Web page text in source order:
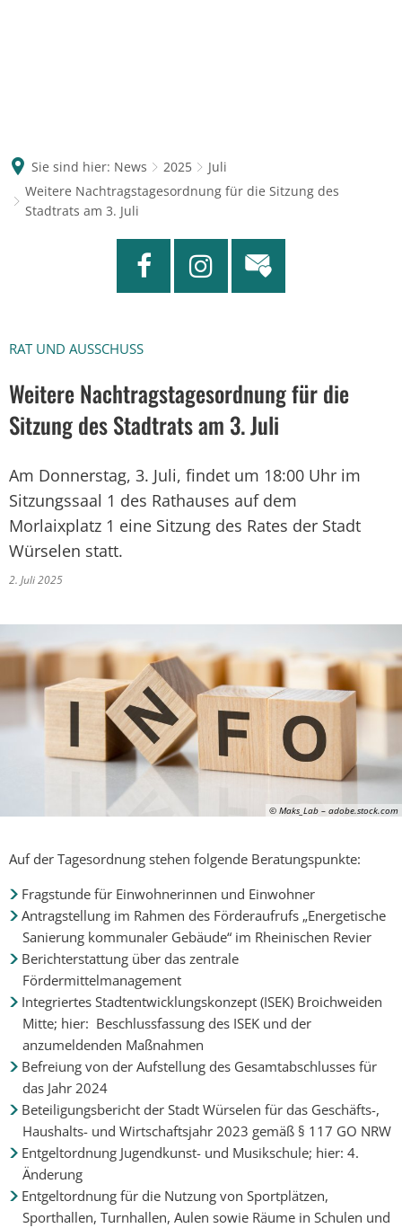
Sie sind hier: News 2025
Juli
Weitere Nachtragstagesordnung für die Sitzung des
Stadtrats am 3. Juli
RAT UND AUSSCHUSS
Weitere Nachtragstagesordnung für die
Sitzung des Stadtrats am 3. Juli
Am Donnerstag, 3. Juli, findet um 18:00 Uhr im
Sitzungssaal 1 des Rathauses auf dem
Morlaixplatz 1 eine Sitzung des Rates der Stadt
Würselen statt.
2. Juli 2025
© Maks_Lab – adobe.stock.com
Auf der Tagesordnung stehen folgende Beratungspunkte:
Fragstunde für Einwohnerinnen und Einwohner
Antragstellung im Rahmen des Förderaufrufs „Energetische
Sanierung kommunaler Gebäude“ im Rheinischen Revier
Berichterstattung über das zentrale
Fördermittelmanagement
Integriertes Stadtentwicklungskonzept (ISEK) Broichweiden
Mitte; hier: Beschlussfassung des ISEK und der
anzumeldenden Maßnahmen
Befreiung von der Aufstellung des Gesamtabschlusses für
das Jahr 2024
Beteiligungsbericht der Stadt Würselen für das Geschäfts-,
Haushalts- und Wirtschaftsjahr 2023 gemäß § 117 GO NRW
Entgeltordnung Jugendkunst- und Musikschule; hier: 4.
Änderung
Entgeltordnung für die Nutzung von Sportplätzen,
Sporthallen, Turnhallen, Aulen sowie Räume in Schulen und